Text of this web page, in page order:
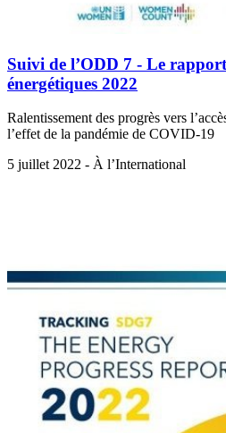
Suivi de l’ODD 7 - Le
énergétiques 2022
Ralentissement des progrès vers
l’effet de la pandémie de COVID-19
5 juillet 2022 - À l’International